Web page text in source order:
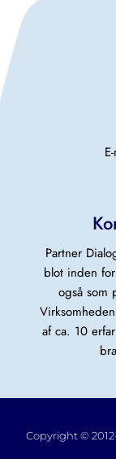
Partner
blot inden
også som
af ca. 10
Copyright ©